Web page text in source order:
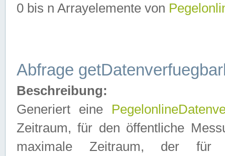
0 bis n Arrayelemente von
Abfrage
Beschreibung:
Generiert eine
Zeitraum, für den öffentliche
maximale Zeitraum, der